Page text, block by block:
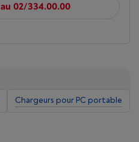
02/334.00.00
Chargeurs pour PC portable